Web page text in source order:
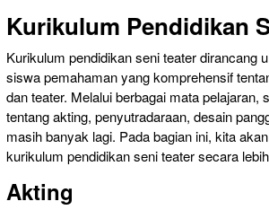
Kurikulum Pendidikan
Kurikulum pendidikan seni teater dirancang
siswa pemahaman yang komprehensif
dan teater. Melalui berbagai mata pelajaran,
tentang akting, penyutradaraan, desain
masih banyak lagi. Pada bagian ini, kita
kurikulum pendidikan seni teater secara
Akting